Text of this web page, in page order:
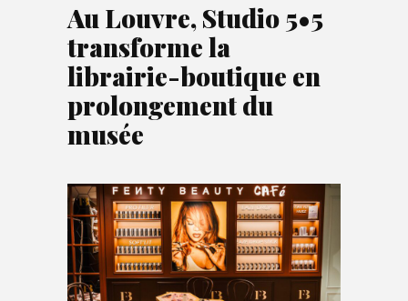
Au Louvre, Studio 5•5
transforme la
librairie-boutique en
prolongement du
musée